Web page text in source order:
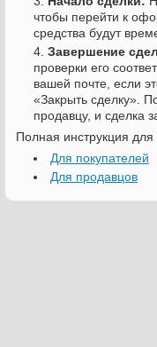
чтобы перейти к
средства будут
Завершение
проверки его
вашей почте, если
«Закрыть сделку».
продавцу, и сделка
Полная инструкция для
Для покупателей
Для продавцов